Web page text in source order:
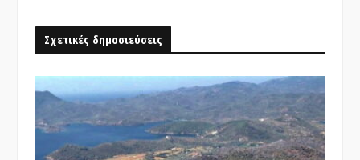
Σχετικές δημοσιεύσεις